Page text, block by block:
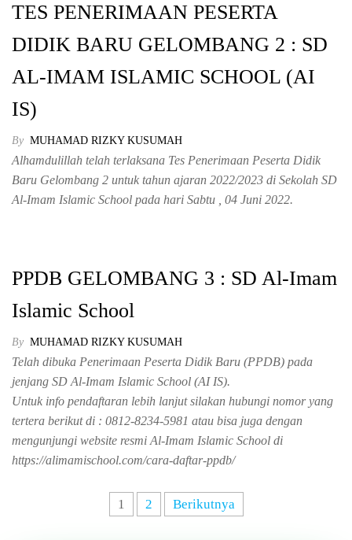
TES PENERIMAAN PESERTA
DIDIK BARU GELOMBANG 2 : SD
AL-IMAM ISLAMIC SCHOOL (AI
IS)
By MUHAMAD RIZKY KUSUMAH
Alhamdulillah telah terlaksana Tes Penerimaan Peserta Didik
Baru Gelombang 2 untuk tahun ajaran 2022/2023 di Sekolah SD
Al-Imam Islamic School pada hari Sabtu , 04 Juni 2022.
PPDB GELOMBANG 3 : SD Al-Imam
Islamic School
By MUHAMAD RIZKY KUSUMAH
Telah dibuka Penerimaan Peserta Didik Baru (PPDB) pada
jenjang SD Al-Imam Islamic School (AI IS).
Untuk info pendaftaran lebih lanjut silakan hubungi nomor yang
tertera berikut di : 0812-8234-5981 atau bisa juga dengan
mengunjungi website resmi Al-Imam Islamic School di
https://alimamischool.com/cara-daftar-ppdb/
1 2 Berikutnya